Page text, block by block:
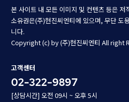
본 사이트 내 모든 이미지 및 컨텐츠 등은
소유권은(주)현진씨엔티에 있으며, 무단 도
니다.
Copyright (c) by (주)현진씨엔티 All right
고객센터
02-322-9897
[상담시간] 오전 09시 ~ 오후 5시